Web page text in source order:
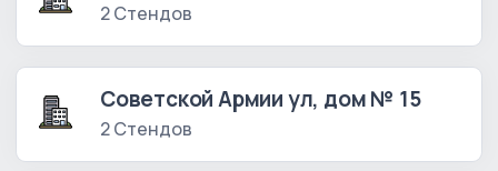
2 Стендов
Советской Армии ул, дом № 15
2 Стендов